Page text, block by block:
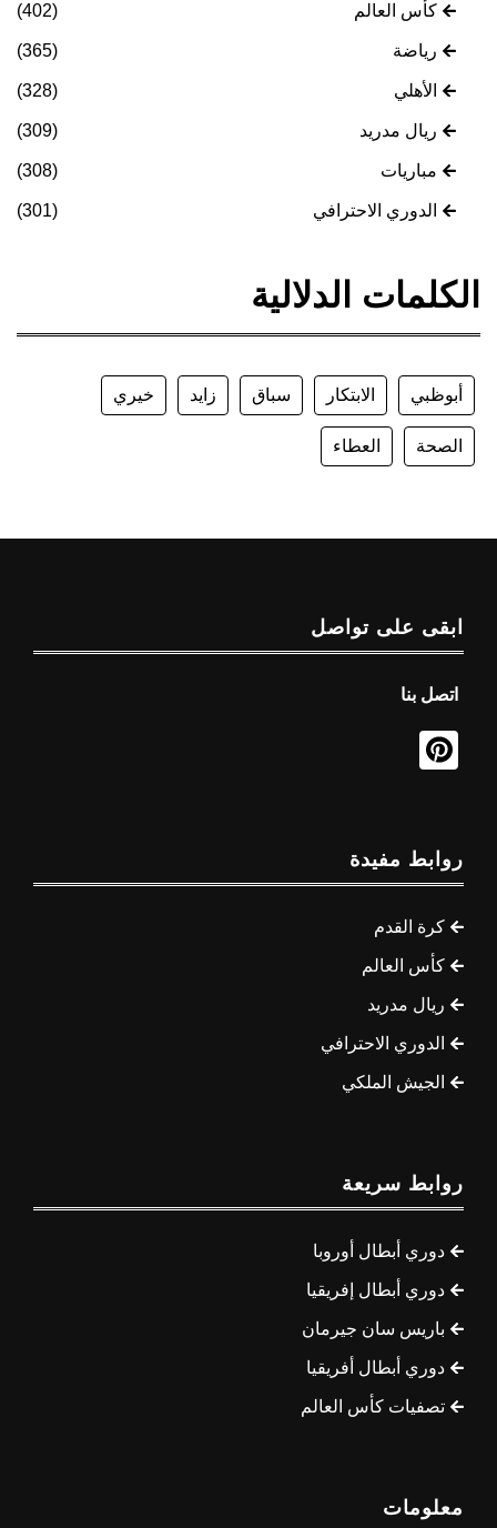
كأس العالم (402)
رياضة (365)
الأهلي (328)
ريال مدريد (309)
مباريات (308)
الدوري الاحترافي (301)
الكلمات الدلالية
أبوظبي الابتكار سباق زايد خيري
الصحة العطاء
ابقى على تواصل
اتصل بنا
روابط مفيدة
كرة القدم
كأس العالم
ريال مدريد
الدوري الاحترافي
الجيش الملكي
روابط سريعة
دوري أبطال أوروبا
دوري أبطال إفريقيا
باريس سان جيرمان
دوري أبطال أفريقيا
تصفيات كأس العالم
معلومات